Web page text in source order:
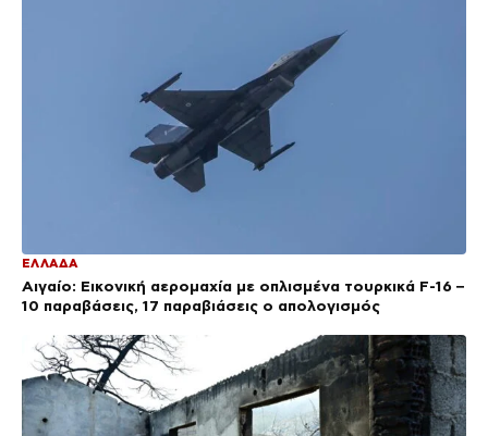
ΕΛΛΑΔΑ
Αιγαίο: Εικονική αερομαχία με οπλισμένα τουρκικά F-16 –
10 παραβάσεις, 17 παραβιάσεις ο απολογισμός